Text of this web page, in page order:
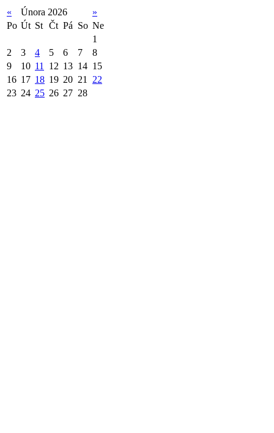
« Února 2026
»
Po Út St Čt Pá So Ne
1
2
3 4 5 6 7
8
9
10 11 12 13 14 15
16 17 18 19 20 21
22
23 24 25 26 27 28